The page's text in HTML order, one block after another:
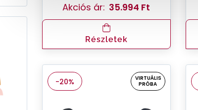
Akciós ár: 35.994 Ft
Részletek
-20%
VIRTUÁLIS
PRÓBA